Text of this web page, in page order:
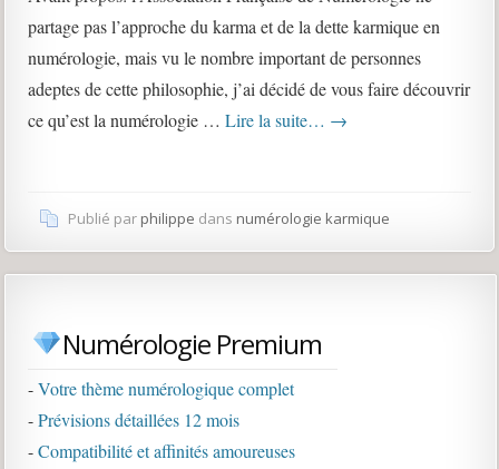
faiblesses
partage pas l’approche du karma et de la dette karmique en
numérologie, mais vu le nombre important de personnes
adeptes de cette philosophie, j’ai décidé de vous faire découvrir
ce qu’est la numérologie …Lire la suite… →
Publié parphilippe dansnumérologie karmique
Numérologie Premium
-Votre thème numérologique complet
-Prévisions détaillées 12 mois
-Compatibilité et affinités amoureuses